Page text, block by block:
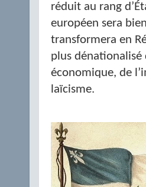
réduit au rang
européen sera
transformera en
plus dénationalisé
économique, de
laïcisme.